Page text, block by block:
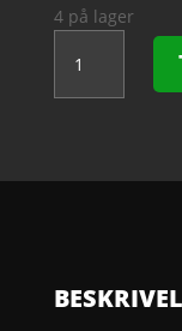
4 på lager
Cal.
1234
Jewelled
staff.